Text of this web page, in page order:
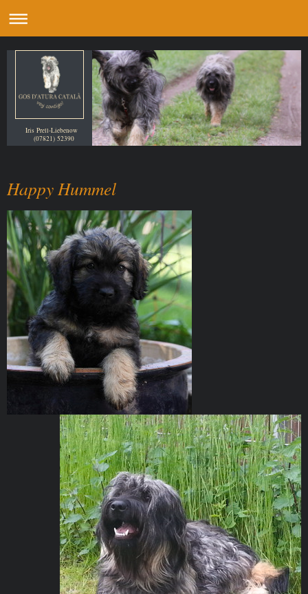
Iris Prell-Liebenow
(07821) 52390
Happy Hummel